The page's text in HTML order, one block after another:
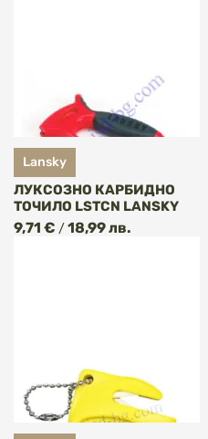
Lansky
ЛУКСОЗНО КАРБИДНО
ТОЧИЛО LSTCN LANSKY
9,71 € /18,99 лв.